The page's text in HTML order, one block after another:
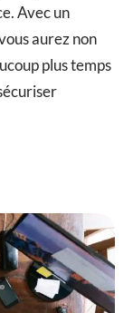
Avec un
aurez non
plus temps